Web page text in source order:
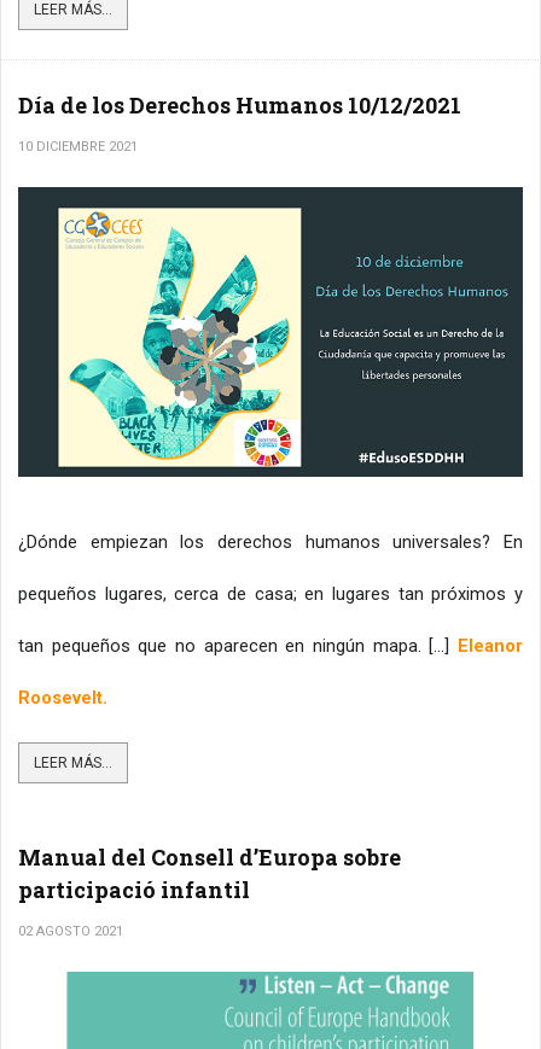
LEER MÁS...
Día de los Derechos Humanos 10/12/2021
10 DICIEMBRE 2021
¿Dónde empiezan los derechos humanos universales? En
pequeños lugares, cerca de casa; en lugares tan próximos y
tan pequeños que no aparecen en ningún mapa. […] Eleanor
Roosevelt.
LEER MÁS...
Manual del Consell d’Europa sobre
participació infantil
02 AGOSTO 2021